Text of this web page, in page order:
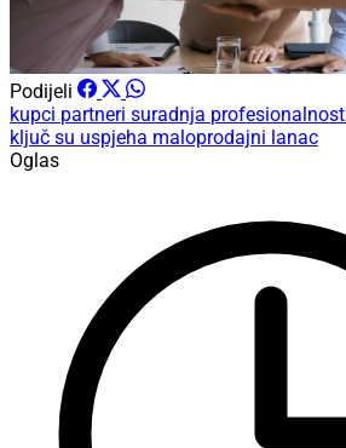
Podijeli
kupci partneri suradnja profesionalnost
ključ su uspjeha maloprodajni lanac
Oglas